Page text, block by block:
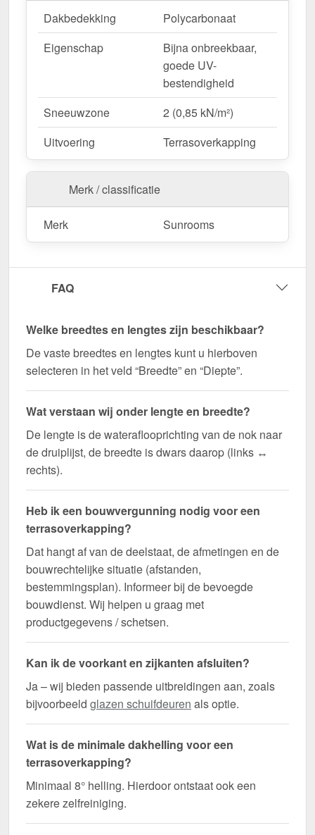
Dakbedekking
Polycarbonaat
Eigenschap
Bijna onbreekbaar,
goede UV-
bestendigheid
Sneeuwzone
2 (0,85 kN/m²)
Uitvoering
Terrasoverkapping
Merk / classificatie
Merk Sunrooms
FAQ
Welke breedtes en lengtes zijn beschikbaar?
De vaste breedtes en lengtes kunt u hierboven
selecteren in het veld “Breedte” en “Diepte”.
Wat verstaan wij onder lengte en breedte?
De lengte is de wateraflooprichting van de nok naar
de druiplijst, de breedte is dwars daarop (links ↔
rechts).
Heb ik een bouwvergunning nodig voor een
terrasoverkapping?
Dat hangt af van de deelstaat, de afmetingen en de
bouwrechtelijke situatie (afstanden,
bestemmingsplan). Informeer bij de bevoegde
bouwdienst. Wij helpen u graag met
productgegevens / schetsen.
Kan ik de voorkant en zijkanten afsluiten?
Ja – wij bieden passende uitbreidingen aan, zoals
bijvoorbeeld glazen schuifdeuren als optie.
Wat is de minimale dakhelling voor een
terrasoverkapping?
Minimaal 8° helling. Hierdoor ontstaat ook een
zekere zelfreiniging.